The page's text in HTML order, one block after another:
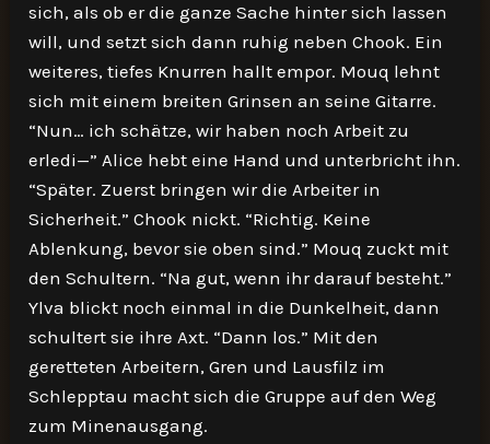
sich, als ob er die ganze Sache hinter sich lassen
will, und setzt sich dann ruhig neben Chook. Ein
weiteres, tiefes Knurren hallt empor. Mouq lehnt
sich mit einem breiten Grinsen an seine Gitarre.
“Nun… ich schätze, wir haben noch Arbeit zu
erledi—” Alice hebt eine Hand und unterbricht ihn.
“Später. Zuerst bringen wir die Arbeiter in
Sicherheit.” Chook nickt. “Richtig. Keine
Ablenkung, bevor sie oben sind.” Mouq zuckt mit
den Schultern. “Na gut, wenn ihr darauf besteht.”
Ylva blickt noch einmal in die Dunkelheit, dann
schultert sie ihre Axt. “Dann los.” Mit den
geretteten Arbeitern, Gren und Lausfilz im
Schlepptau macht sich die Gruppe auf den Weg
zum Minenausgang.